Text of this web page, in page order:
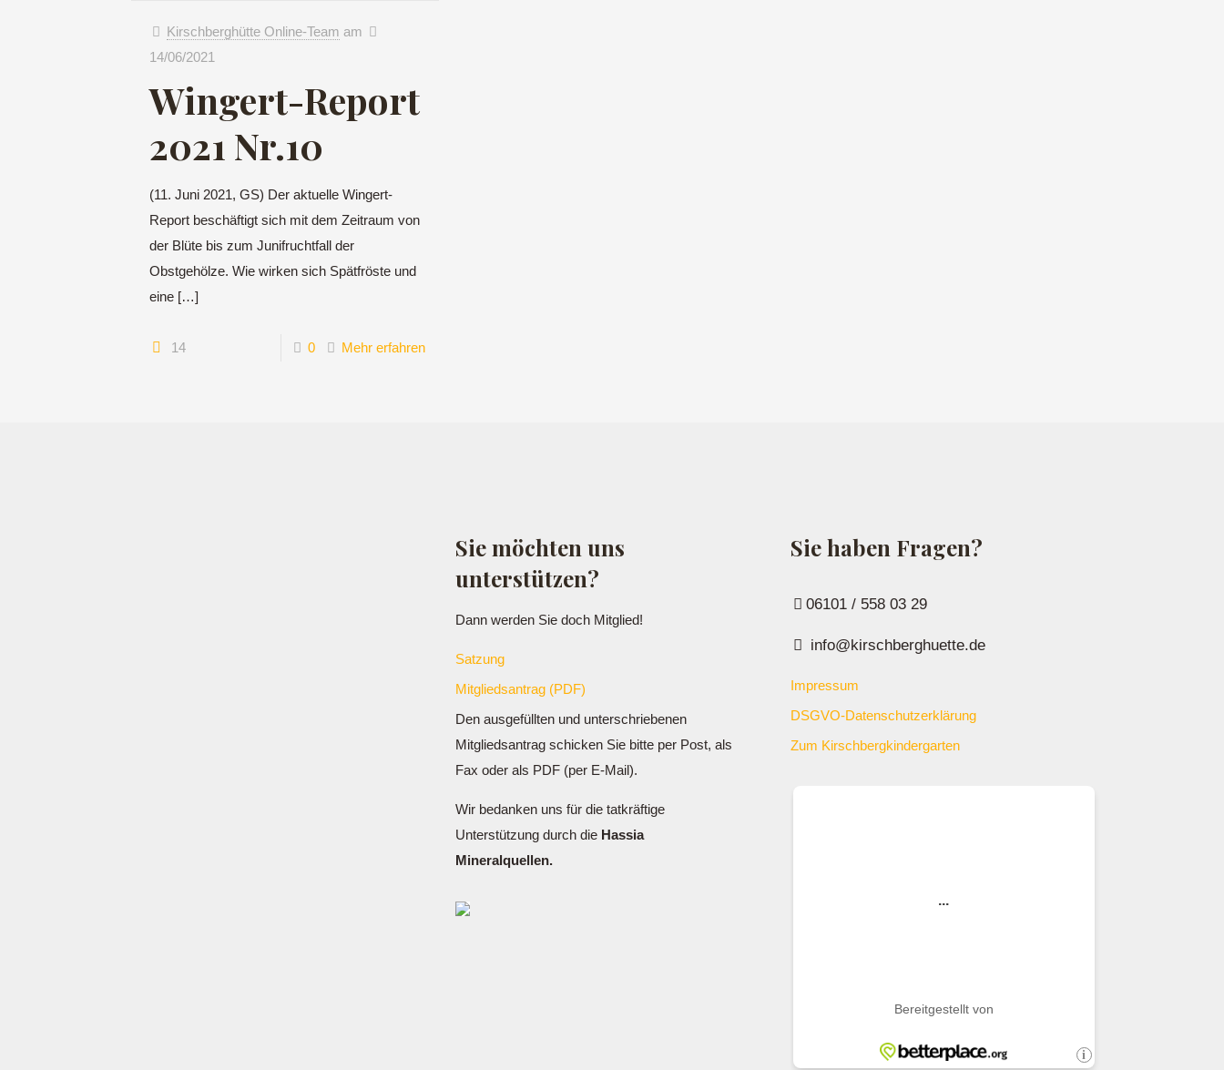
Kirschberghütte Online-Team am
14/06/2021
Wingert-Report
2021 Nr.10
(11. Juni 2021, GS) Der aktuelle Wingert-
Report beschäftigt sich mit dem Zeitraum von
der Blüte bis zum Junifruchtfall der
Obstgehölze. Wie wirken sich Spätfröste und
eine[…]
14 0 Mehr erfahren
Sie möchten uns
unterstützen?
Dann werden Sie doch Mitglied!
Satzung
Mitgliedsantrag (PDF)
Den ausgefüllten und unterschriebenen
Mitgliedsantrag schicken Sie bitte per Post, als
Fax oder als PDF (per E-Mail).
Wir bedanken uns für die tatkräftige
Unterstützung durch die Hassia
Mineralquellen.
Sie haben Fragen?
06101 / 558 03 29
info@kirschberghuette.de
Impressum
DSGVO-Datenschutzerklärung
Zum Kirschbergkindergarten